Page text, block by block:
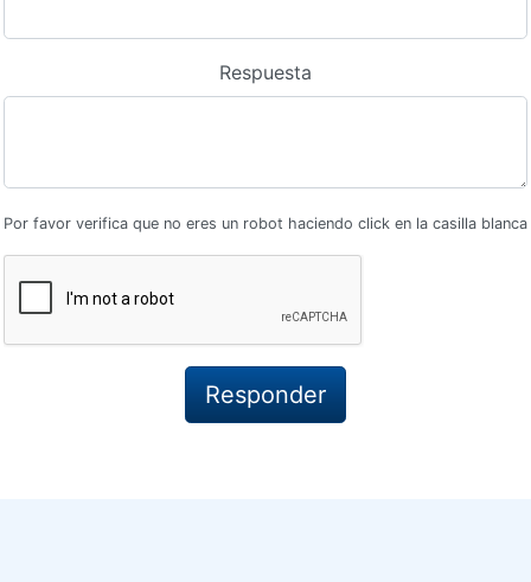
Respuesta
Por favor verifica que no eres un robot haciendo click en la casilla blanca